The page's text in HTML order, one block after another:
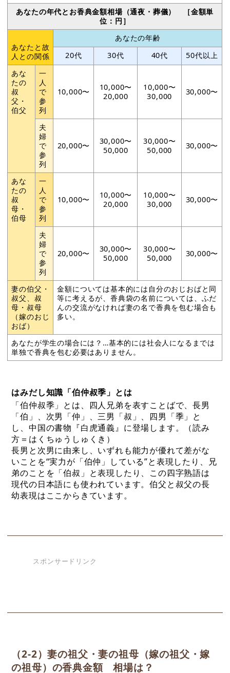
あなたの年代とお香典金額相場（通夜・葬儀） ［金額単
位：円］
あなたと故
人との関係
あなたの年齢
20代
30代 40代
50代以上
あな
たの
叔
父・
伯父
一
人
で
参
列
10,000〜
10,000〜
20,000
10,000〜
30,000
30,000〜
夫
婦
で
参
列
20,000〜
30,000〜
50,000
30,000〜
50,000
30,000〜
あな
たの
叔
母・
伯母
一
人
で
参
列
10,000〜
10,000〜
20,000
10,000〜
30,000
30,000〜
夫
婦
で
参
列
20,000〜
30,000〜
50,000
30,000〜
50,000
30,000〜
妻の伯父・
叔父、叔
母・叔母
（嫁のおじ
おば）
金額については基本的には自分のおじおばと同
等に考えるが、香典袋の名前については、ふだ
んの交流がなければ妻の名で香典を包む場合も
多い。
あなたが学生の場合には？…基本的には社会人になるまでは
単独で香典を包む必要はありません。
はみだし知識「伯仲叔季」とは
「伯仲叔季」とは、四人兄弟を表すことばで、長男
「伯」、次男「仲」、三男「叔」、四男「季」と
し、中国の書物『白虎通義』に登場します。（読み
方＝はくちゅうしゅくき）
長男と次男に由来し、いずれも能力が優れて差がな
いことを“実力が「伯仲」している”と表現したり、兄
弟のことを「伯叔」と表現したり、この四字熟語は
現代の日本語にも使われています。伯父と叔父の長
幼表現はここからきています。
スポンサードリンク
（2-2）妻の祖父・妻の祖母（嫁の祖父・嫁
の祖母）の香典金額 相場は？